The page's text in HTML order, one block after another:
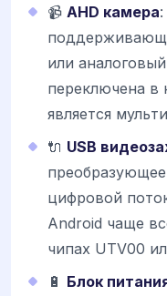
📹 AHD камера
или
переключена
является
🔌 USB
цифровой
Android чаще
чипах UTV00
🔋 Блок